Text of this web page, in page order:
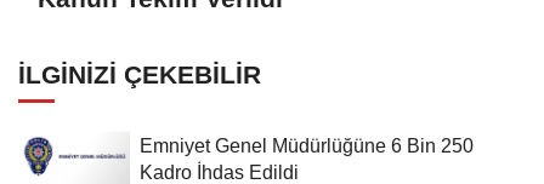
İLGINIZI ÇEKEBILIR
Emniyet Genel Müdürlüğüne 6 Bin 250
Kadro İhdas Edildi